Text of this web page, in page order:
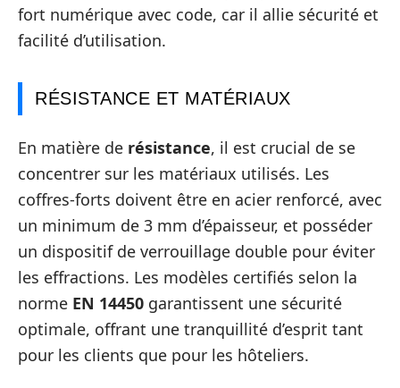
fort numérique avec code, car il allie sécurité et
facilité d’utilisation.
RÉSISTANCE ET MATÉRIAUX
En matière de résistance, il est crucial de se
concentrer sur les matériaux utilisés. Les
coffres-forts doivent être en acier renforcé, avec
un minimum de 3 mm d’épaisseur, et posséder
un dispositif de verrouillage double pour éviter
les effractions. Les modèles certifiés selon la
norme EN 14450 garantissent une sécurité
optimale, offrant une tranquillité d’esprit tant
pour les clients que pour les hôteliers.